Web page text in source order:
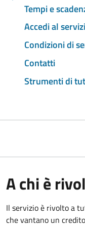
Tempi e
Accedi al
Condizioni di
Contatti
Strumenti di
A chi è
Il servizio è rivolto a
che vantano un